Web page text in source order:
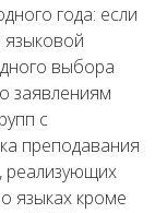
года: если
языковой
выбора
заявлениям
с
преподавания
реализующих
языках кроме